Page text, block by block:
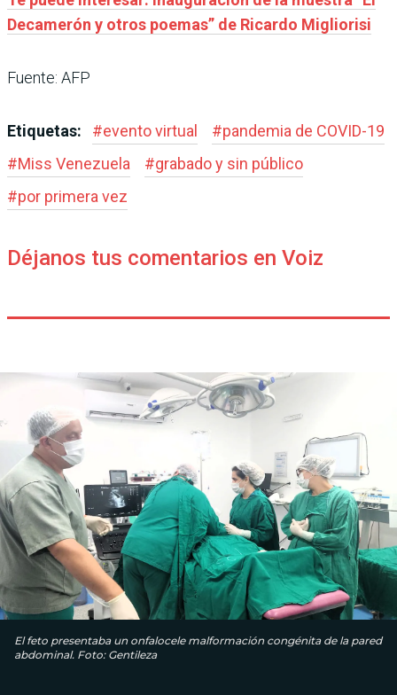
Decamerón y otros poemas” de Ricardo Migliorisi
Fuente: AFP
Etiquetas: #evento virtual #pandemia de COVID-19
#Miss Venezuela #grabado y sin público
#por primera vez
Déjanos tus comentarios en Voiz
El feto presentaba un onfalocele malformación congénita de la pared
abdominal. Foto: Gentileza